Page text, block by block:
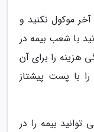
موکول نکنید و
با شعب بیمه در
هزینه را برای آن
را با پست پیشتاز
توانید بیمه را در